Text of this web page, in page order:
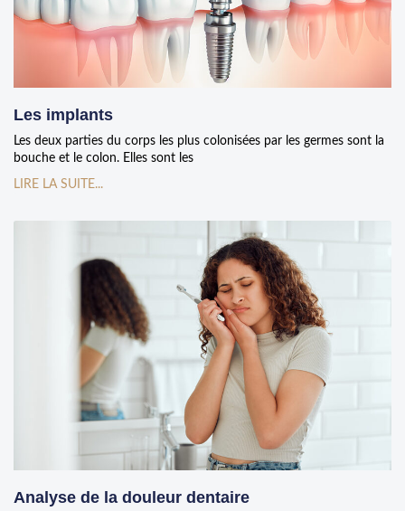
Les implants
Les deux parties du corps les plus colonisées par les germes sont la
bouche et le colon. Elles sont les
LIRE LA SUITE...
Analyse de la douleur dentaire